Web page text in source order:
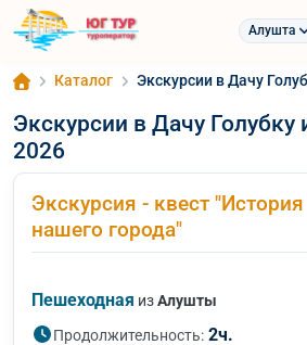
Алушта
Каталог Экскурсии в Дачу
Экскурсии в Дачу
2026
Экскурсия - квест "История
нашего города"
Пешеходная изАлушты
Продолжительность: 2ч.